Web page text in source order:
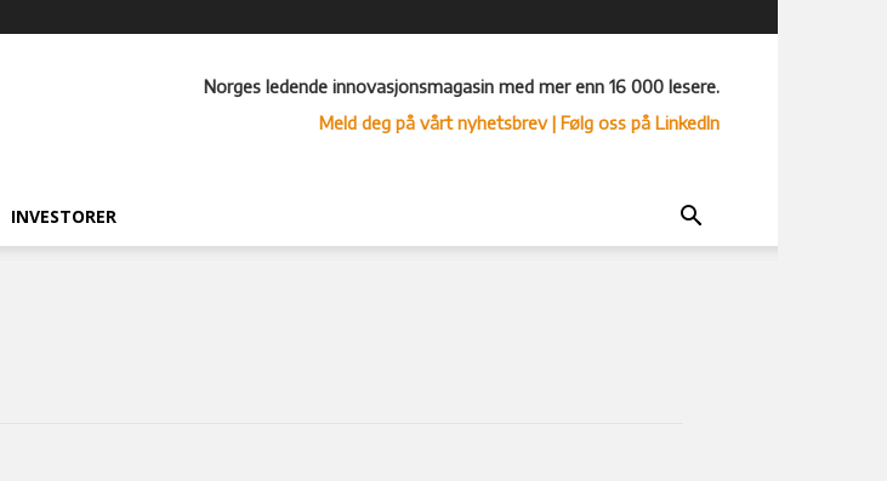
Norges ledende innovasjonsmagasin med mer enn 16 000 lesere.
Meld deg på vårt nyhetsbrev| Følg oss på LinkedIn
INVESTORER